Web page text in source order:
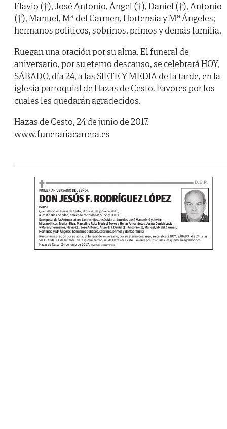
Flavio (†), José Antonio, Ángel (†), Daniel (†), Antonio
(†), Manuel, Mª del Carmen, Hortensia y Mª Ángeles;
hermanos políticos, sobrinos, primos y demás familia,
Ruegan una oración por su alma. El funeral de
aniversario, por su eterno descanso, se celebrará HOY,
SÁBADO, día 24, a las SIETE Y MEDIA de la tarde, en la
iglesia parroquial de Hazas de Cesto. Favores por los
cuales les quedarán agradecidos.
Hazas de Cesto, 24 de junio de 2017.
www.funerariacarrera.es